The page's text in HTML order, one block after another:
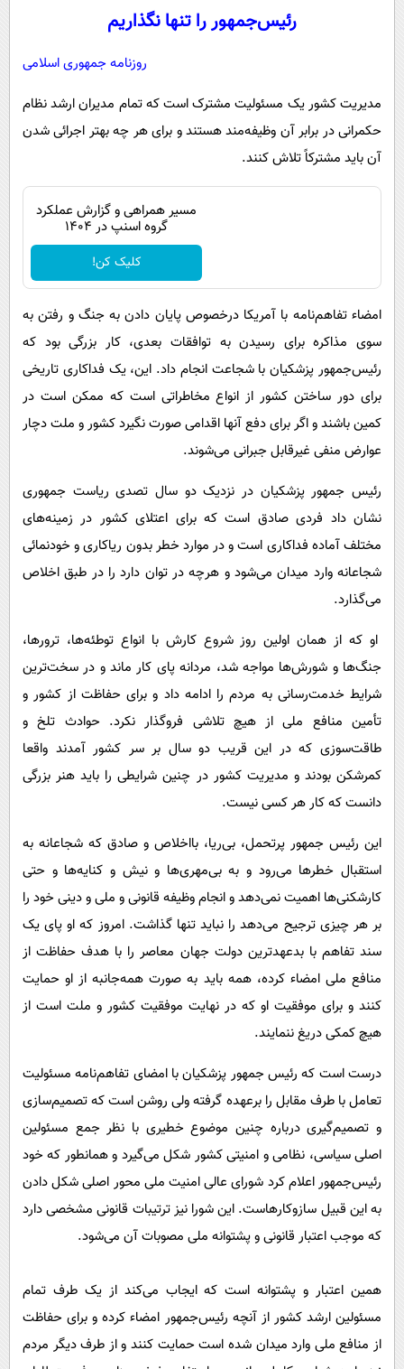
اجتماعی
رئیس‌جمهور را تنها نگذاریم
روزنامه جمهوری اسلامی
مدیریت کشور یک مسئولیت مشترک است که تمام مدیران ارشد نظام
حکمرانی در برابر آن وظیفه‌مند هستند و برای هر چه بهتر اجرائی شدن
آن باید مشترکاً تلاش کنند.
مسیر همراهی و گزارش عملکرد
گروه اسنپ در ۱۴۰۴
کلیک کن!
امضاء تفاهم‌نامه با آمریکا درخصوص پایان دادن به جنگ و رفتن به
سوی مذاکره برای رسیدن به توافقات بعدی، کار بزرگی بود که
رئیس‌جمهور پزشکیان با شجاعت انجام داد. این، یک فداکاری تاریخی
برای دور ساختن کشور از انواع مخاطراتی است که ممکن است در
کمین باشند و اگر برای دفع آنها اقدامی صورت نگیرد کشور و ملت دچار
عوارض منفی غیرقابل جبرانی می‌شوند.
رئیس ‌جمهور پزشکیان در نزدیک دو سال تصدی ریاست‌ جمهوری
نشان داد فردی صادق است که برای اعتلای کشور در زمینه‌های
مختلف آماده فداکاری است و در موارد خطر بدون ریاکاری و خودنمائی
شجاعانه وارد میدان می‌شود و هرچه در توان دارد را در طبق اخلاص
می‌گذارد.
او که از همان اولین روز شروع کارش با انواع توطئه‌ها، ترورها،
جنگ‌ها و شورش‌ها مواجه شد، مردانه پای کار ماند و در سخت‌ترین
شرایط خدمت‌رسانی به مردم را ادامه داد و برای حفاظت از کشور و
تأمین منافع ملی از هیچ تلاشی فروگذار نکرد. حوادث تلخ و
طاقت‌سوزی که در این قریب دو سال بر سر کشور آمدند واقعا
کمرشکن بودند و مدیریت کشور در چنین شرایطی را باید هنر بزرگی
دانست که کار هر کسی نیست.
این رئیس ‌جمهور پرتحمل، بی‌ریا، بااخلاص و صادق که شجاعانه به
استقبال خطرها می‌رود و به بی‌مهری‌ها و نیش و کنایه‌ها و حتی
کارشکنی‌ها اهمیت نمی‌دهد و انجام وظیفه قانونی و ملی و دینی خود را
بر هر چیزی ترجیح می‌دهد را نباید تنها گذاشت. امروز که او پای یک
سند تفاهم با بدعهدترین دولت جهان معاصر را با هدف حفاظت از
منافع ملی امضاء کرده، همه باید به صورت همه‌جانبه از او حمایت
کنند و برای موفقیت او که در نهایت موفقیت کشور و ملت است از
هیچ کمکی دریغ ننمایند.
درست است که رئیس‌ جمهور پزشکیان با امضای تفاهم‌نامه مسئولیت
تعامل با طرف مقابل را برعهده گرفته ولی روشن است که تصمیم‌سازی
و تصمیم‌گیری درباره چنین موضوع خطیری با نظر جمع مسئولین
اصلی سیاسی، نظامی و امنیتی کشور شکل می‌گیرد و همانطور که خود
رئیس‌جمهور اعلام کرد شورای عالی امنیت ملی محور اصلی شکل دادن
به این قبیل سازوکارهاست. این شورا نیز ترتیبات قانونی مشخصی دارد
که موجب اعتبار قانونی و پشتوانه ملی مصوبات آن می‌شود.
همین اعتبار و پشتوانه است که ایجاب می‌کند از یک طرف تمام
مسئولین ارشد کشور از آنچه رئیس‌جمهور امضاء کرده و برای حفاظت
از منافع ملی وارد میدان شده است حمایت کنند و از طرف دیگر مردم